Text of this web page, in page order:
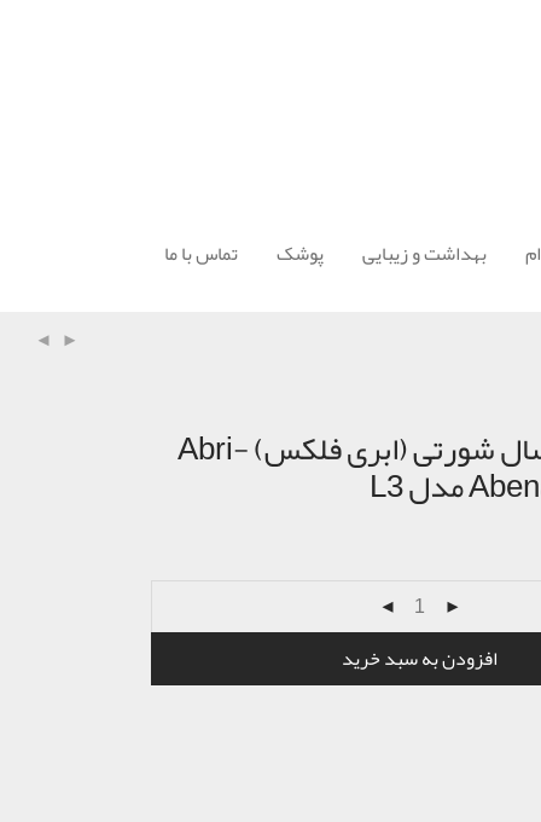
بهداشت و زیبایی پوشک تماس با ما
پوشک بزرگسال شورتی (ابری فلکس) Abri-
افزودن به سبد خرید